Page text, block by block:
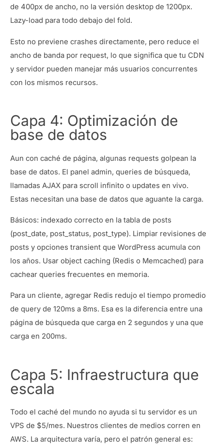
de 400px de ancho, no la versión desktop de 1200px.
Lazy-load para todo debajo del fold.
Esto no previene crashes directamente, pero reduce el
ancho de banda por request, lo que significa que tu CDN
y servidor pueden manejar más usuarios concurrentes
con los mismos recursos.
Capa 4: Optimización de
base de datos
Aun con caché de página, algunas requests golpean la
base de datos. El panel admin, queries de búsqueda,
llamadas AJAX para scroll infinito o updates en vivo.
Estas necesitan una base de datos que aguante la carga.
Básicos: indexado correcto en la tabla de posts
(post_date, post_status, post_type). Limpiar revisiones de
posts y opciones transient que WordPress acumula con
los años. Usar object caching (Redis o Memcached) para
cachear queries frecuentes en memoria.
Para un cliente, agregar Redis redujo el tiempo promedio
de query de 120ms a 8ms. Esa es la diferencia entre una
página de búsqueda que carga en 2 segundos y una que
carga en 200ms.
Capa 5: Infraestructura que
escala
Todo el caché del mundo no ayuda si tu servidor es un
VPS de $5/mes. Nuestros clientes de medios corren en
AWS. La arquitectura varía, pero el patrón general es: